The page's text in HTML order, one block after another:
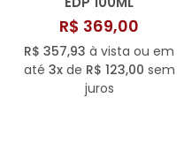
R$ 369,00
R$ 357,93 à vista ou em
até 3xde R$ 123,00 sem
juros